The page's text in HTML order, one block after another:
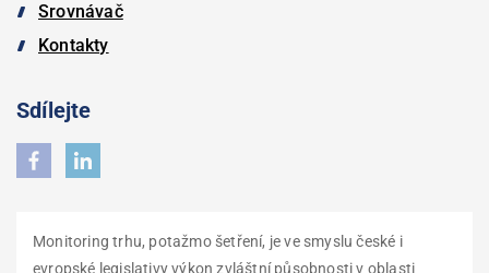
Monitoring trhu, potažmo šetření, je ve smyslu české i
evropské legislativy výkon zvláštní působnosti v oblasti
Srovnávač
Kontakty
Sdílejte